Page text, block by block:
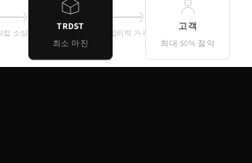
접 소싱
TRDST
최소 마진
합리적 가격
고객
최대 50% 절약